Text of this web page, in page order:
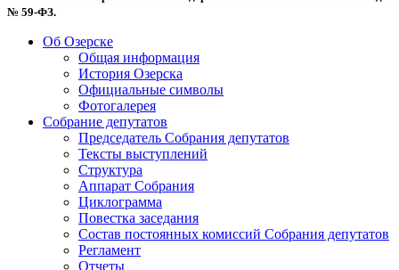
№ 59-ФЗ.
Об Озерске
Общая информация
История Озерска
Официальные символы
Фотогалерея
Собрание депутатов
Председатель Собрания депутатов
Тексты выступлений
Структура
Аппарат Собрания
Циклограмма
Повестка заседания
Состав постоянных комиссий Собрания депутатов
Регламент
Отчеты